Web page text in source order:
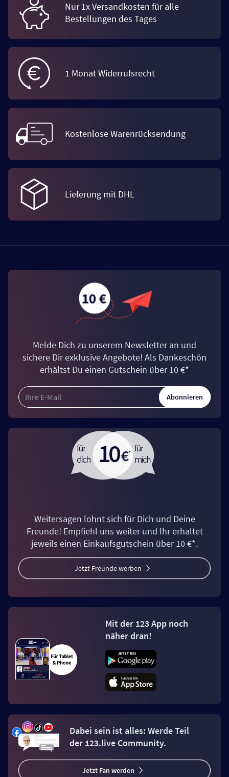
Nur 1x Versandkosten für alle
Bestellungen des Tages
1 Monat Widerrufsrecht
Kostenlose Warenrücksendung
Lieferung mit DHL
Melde Dich zu unserem Newsletter an und
sichere Dir exklusive Angebote! Als Dankeschön
erhältst Du einen Gutschein über 10 €*
Abonnieren
Weitersagen lohnt sich für Dich und Deine
Freunde! Empfiehl uns weiter und Ihr erhaltet
jeweils einen Einkaufsgutschein über 10 €*.
Jetzt Freunde werben
Mit der 123 App noch
näher dran!
Dabei sein ist alles: Werde Teil
der 123.live Community.
Jetzt Fan werden